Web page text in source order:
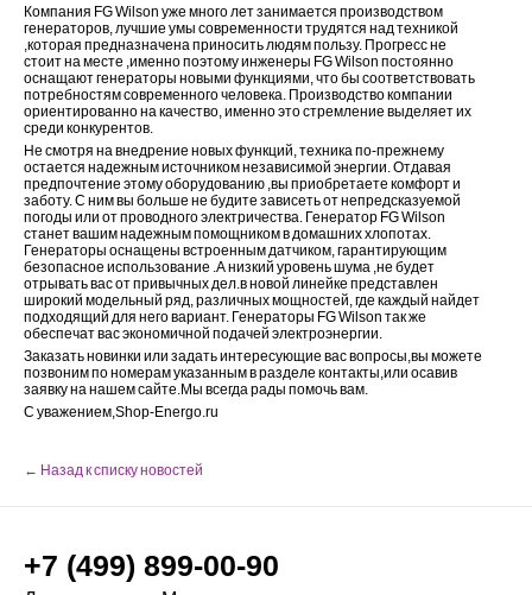
Компания FG Wilson уже много лет занимается производством
генераторов, лучшие умы современности трудятся над техникой
,которая предназначена приносить людям пользу. Прогресс не
стоит на месте ,именно поэтому инженеры FG Wilson постоянно
оснащают генераторы новыми функциями, что бы соответствовать
потребностям современного человека. Производство компании
ориентированно на качество, именно это стремление выделяет их
среди конкурентов.
Не смотря на внедрение новых функций, техника по-прежнему
остается надежным источником независимой энергии. Отдавая
предпочтение этому оборудованию ,вы приобретаете комфорт и
заботу. С ним вы больше не будите зависеть от непредсказуемой
погоды или от проводного электричества. Генератор FG Wilson
станет вашим надежным помощником в домашних хлопотах.
Генераторы оснащены встроенным датчиком, гарантирующим
безопасное использование .А низкий уровень шума ,не будет
отрывать вас от привычных дел.в новой линейке представлен
широкий модельный ряд, различных мощностей, где каждый найдет
подходящий для него вариант. Генераторы FG Wilson так же
обеспечат вас экономичной подачей электроэнергии.
Заказать новинки или задать интересующие вас вопросы,вы можете
позвоним по номерам указанным в разделе контакты,или осавив
заявку на нашем сайте.Мы всегда рады помочь вам.
С уважением,Shop-Energo.ru
← Назад к списку новостей
+7 (499) 899-00-90